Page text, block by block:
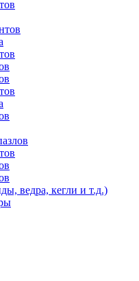
ведра, кегли и т.д.)